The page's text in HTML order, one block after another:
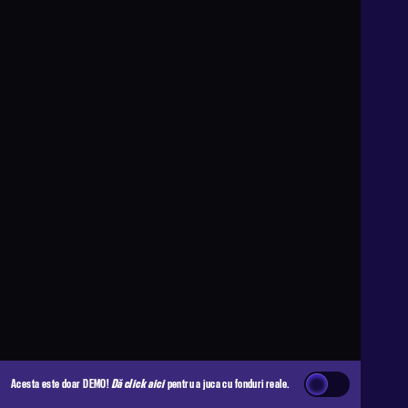
Acesta este doar DEMO!Dă click aicipentru a juca cu fonduri reale.